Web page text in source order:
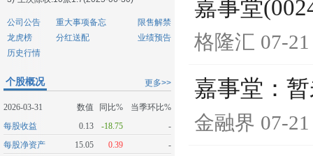
公司公告 重大事项备忘
限售解禁
龙虎榜
分红送配
业绩预告
历史行情
更多>>
个股概况
2026-03-31 数值 同比%
当季环比%
每股收益
0.13 -18.75
-
每股净资产
15.05 0.39
-
嘉事堂
格隆汇 07-
嘉事堂：
金融界 07-